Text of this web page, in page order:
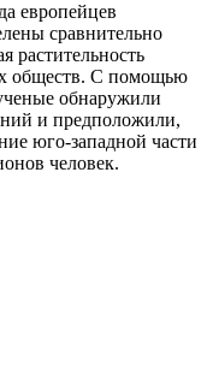
европейцев
сравнительно
растительность
обществ. С помощью
обнаружили
и предположили,
юго-западной части
человек.